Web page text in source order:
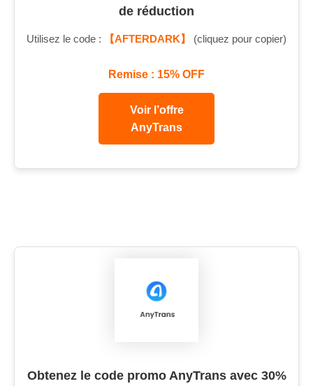
de réduction
Utilisez le code : 【AFTERDARK】 (cliquez pour copier)
Remise : 15% OFF
Voir l’offre
AnyTrans
Obtenez le code promo AnyTrans avec 30%